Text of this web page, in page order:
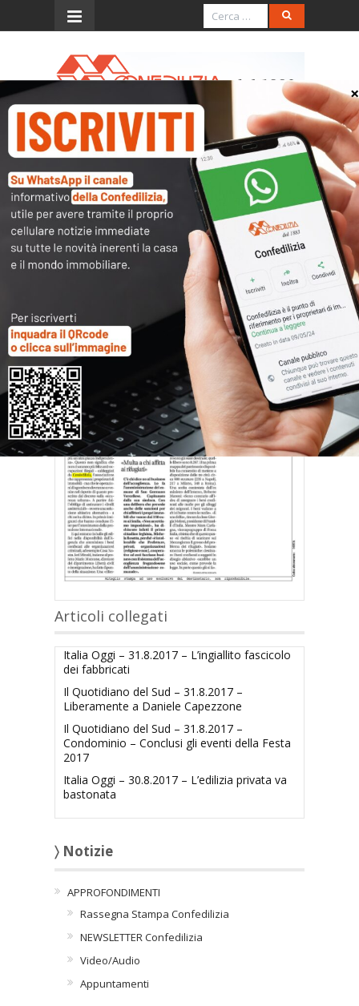
Menu
Libero – 29.8.2017 – Ecco i
600 immobili dove
ospiteremo i profughi
sgomberati
Articoli collegati
Italia Oggi – 31.8.2017 – L’ingiallito fascicolo
dei fabbricati
Il Quotidiano del Sud – 31.8.2017 –
Liberamente a Daniele Capezzone
Il Quotidiano del Sud – 31.8.2017 –
Condominio – Conclusi gli eventi della Festa
2017
Italia Oggi – 30.8.2017 – L’edilizia privata va
bastonata
〉 Notizie
APPROFONDIMENTI
Rassegna Stampa Confedilizia
NEWSLETTER Confedilizia
Video/Audio
Appuntamenti